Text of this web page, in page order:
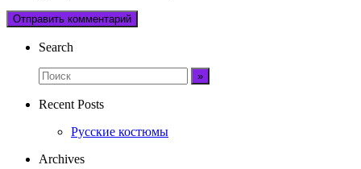
Search
Recent Posts
Русские костюмы
Archives